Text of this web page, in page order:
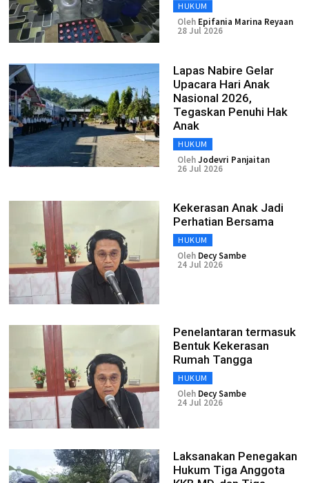
HUKUM
Oleh Epifania Marina Reyaan
28 Jul 2026
Lapas Nabire Gelar
Upacara Hari Anak
Nasional 2026,
Tegaskan Penuhi Hak
Anak
HUKUM
OlehJodevri Panjaitan
26 Jul 2026
Kekerasan Anak Jadi
Perhatian Bersama
HUKUM
Oleh Decy Sambe
24 Jul 2026
Penelantaran termasuk
Bentuk Kekerasan
Rumah Tangga
HUKUM
Oleh Decy Sambe
24 Jul 2026
Laksanakan Penegakan
Hukum Tiga Anggota